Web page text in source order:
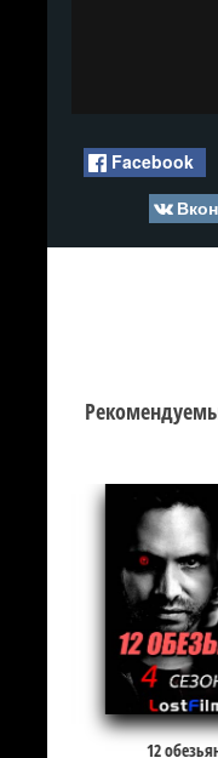
Facebook
12 обезьян